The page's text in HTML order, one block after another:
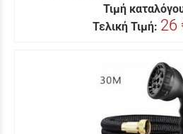
Τιμή
Τελική Τιμή: 26